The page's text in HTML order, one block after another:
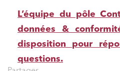
L’équipe du pôle
données &
disposition pour
questions.
Règlement des litiges